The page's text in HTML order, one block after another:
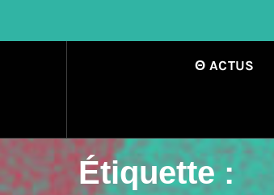
Θ ACTUS
Étiquette :